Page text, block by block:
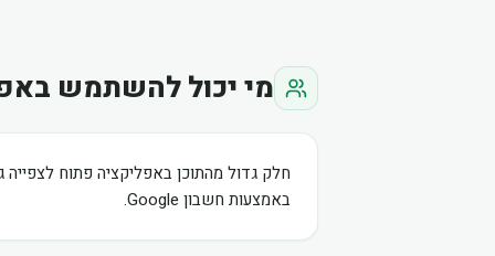
מי יכול להשתמש
חלק גדול מהתוכן באפליקציה פתוח
באמצעות חשבון Google.